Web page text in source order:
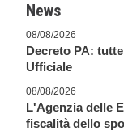
News
08/08/2026
Decreto PA:
Ufficiale
08/08/2026
L'Agenzia delle
fiscalità dello